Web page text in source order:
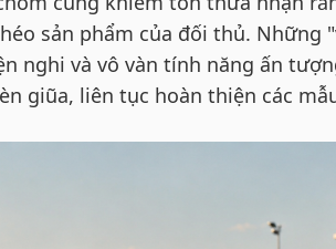
sản phẩm của đối thủ. Những
nghi và vô vàn tính năng ấn
giũa, liên tục hoàn thiện các